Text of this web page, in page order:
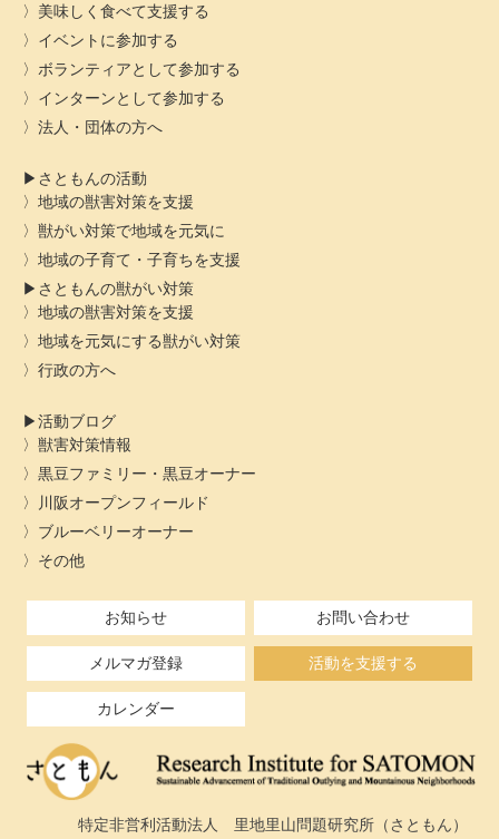
美味しく食べて支援する
イベントに参加する
ボランティアとして参加する
インターンとして参加する
法人・団体の方へ
さともんの活動
地域の獣害対策を支援
獣がい対策で地域を元気に
地域の子育て・子育ちを支援
さともんの獣がい対策
地域の獣害対策を支援
地域を元気にする獣がい対策
行政の方へ
活動ブログ
獣害対策情報
黒豆ファミリー・黒豆オーナー
川阪オープンフィールド
ブルーベリーオーナー
その他
お知らせ お問い合わせ
メルマガ登録 活動を支援する
カレンダー
特定非営利活動法人 里地里山問題研究所（さともん）